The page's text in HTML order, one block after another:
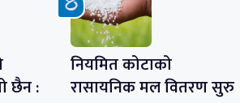
छैन :
नियमित कोटाको
रासायनिक मल वितरण सुरु